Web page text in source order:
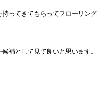
ってきてもらってフローリング
補として見て良いと思います。